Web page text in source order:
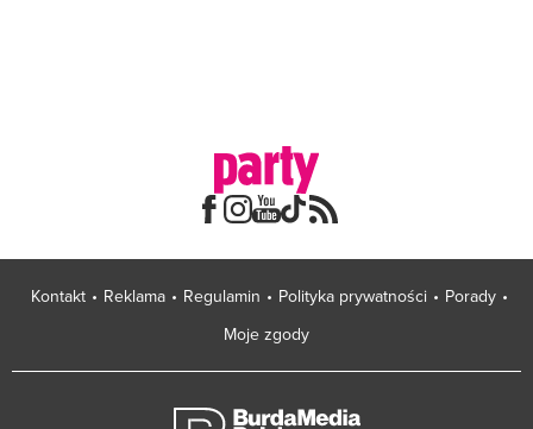
Kontakt Reklama Regulamin Polityka prywatności
Porady
Moje zgody